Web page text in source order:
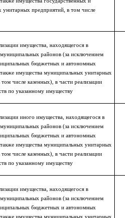
унитарных предприятий, в том числе
имущества, находящегося в
муниципальных районов (за исключением
бюджетных и автономных
имущества муниципальных унитарных
числе казенных), в части реализации
по указанному имуществу
иного имущества, находящегося в
муниципальных районов (за исключением
бюджетных и автономных
имущества муниципальных унитарных
числе казенных), в части реализации
по указанному имуществу
имущества, находящегося в
муниципальных районов (за исключением
бюджетных и автономных
имущества муниципальных унитарных